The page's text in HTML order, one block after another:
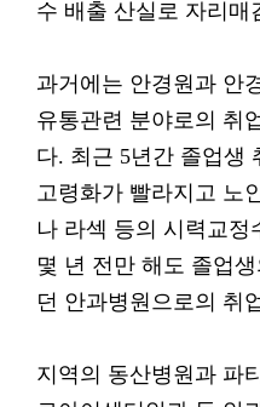
수 배출 산실로 자리매
과거에는 안경원과 안
유통관련 분야로의 취
다. 최근 5년간 졸업생
고령화가 빨라지고 노
나 라섹 등의 시력교정
몇 년 전만 해도 졸업
던 안과병원으로의 취
지역의 동산병원과 파